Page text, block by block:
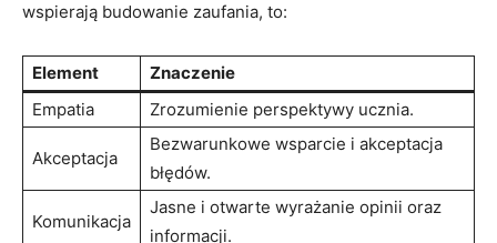
wspierają budowanie zaufania, to:
Element
Znaczenie
Empatia
Zrozumienie perspektywy ucznia.
Akceptacja
Bezwarunkowe ⁢wsparcie i akceptacja
błędów.
Komunikacja
Jasne i⁤ otwarte ⁢wyrażanie opinii oraz
‍informacji.